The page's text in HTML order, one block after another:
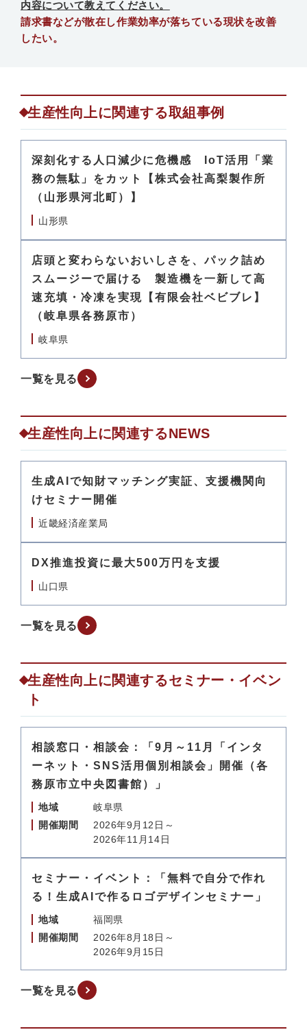
内容について教えてください。
請求書などが散在し作業効率が落ちている現状を改善
したい。
生産性向上に関連する取組事例
深刻化する人口減少に危機感 IoT活用「業
務の無駄」をカット【株式会社高梨製作所
（山形県河北町）】
山形県
店頭と変わらないおいしさを、パック詰め
スムージーで届ける 製造機を一新して高
速充填・冷凍を実現【有限会社ベビブレ】
（岐阜県各務原市）
岐阜県
一覧を見る
生産性向上に関連するNEWS
生成AIで知財マッチング実証、支援機関向
けセミナー開催
近畿経済産業局
DX推進投資に最大500万円を支援
山口県
一覧を見る
生産性向上に関連するセミナー・イベン
ト
相談窓口・相談会：「9月～11月「インタ
ーネット・SNS活用個別相談会」開催（各
務原市立中央図書館）」
地域
岐阜県
開催期間
2026年9月12日～
2026年11月14日
セミナー・イベント：「無料で自分で作れ
る！生成AIで作るロゴデザインセミナー」
地域
福岡県
開催期間
2026年8月18日～
2026年9月15日
一覧を見る